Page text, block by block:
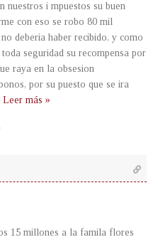
nuestros i mpuestos su buen
con eso se robo 80 mil
deberia haber recibido, y como
seguridad su recompensa por
raya en la obsesion
por su puesto que se ira
Leer más »
15 millones a la famila flores